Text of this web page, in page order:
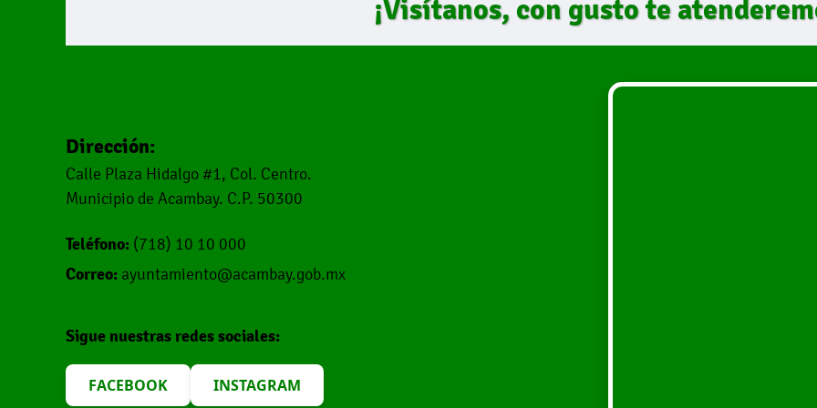
¡Visítanos, con gusto te
Dirección:
Calle Plaza Hidalgo #1, Col. Centro.
Municipio de Acambay. C.P. 50300
Teléfono: (718) 10 10 000
Correo: ayuntamiento@acambay.gob.mx
Sigue nuestras redes sociales:
FACEBOOK INSTAGRAM